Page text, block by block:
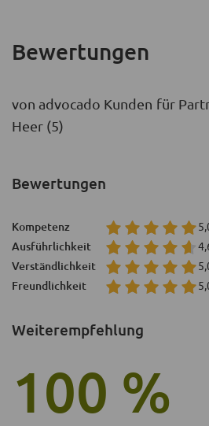
Bewertungen
von advocado Kunden für
Heer (5)
Weiterempfehlung
100 %
Bewertungen
Kompetenz
Ausführlichkeit
Verständlichkeit
Freundlichkeit